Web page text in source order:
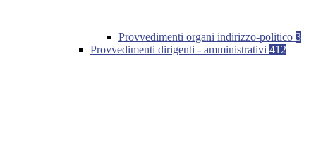
Provvedimenti organi indirizzo-politico 3
Provvedimenti dirigenti - amministrativi 412